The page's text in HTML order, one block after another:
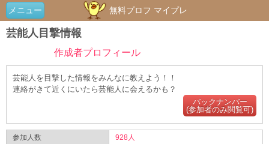
メニュー 無料プロフ マイプレ
芸能人目撃情報
作成者プロフィール
芸能人を目撃した情報をみんなに教えよう！！
連絡がきて近くにいたら芸能人に会えるかも？
バックナンバー
(参加者のみ閲覧可)
参加人数
928人